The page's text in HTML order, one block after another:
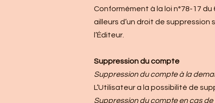
Conformément à la loi n°78-17
ailleurs d’un droit de
l’Éditeur.
Suppression du compte
Suppression du compte à la
L’Utilisateur a la possibilité de
Suppression du compte en cas de